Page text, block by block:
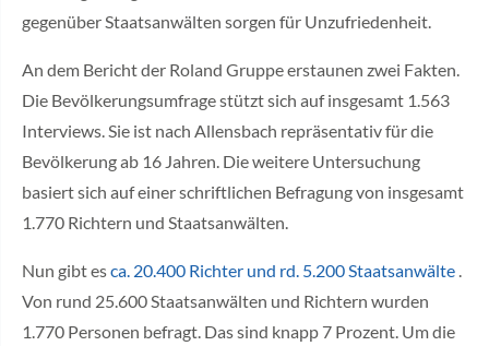
gegenüber Staatsanwälten sorgen für Unzufriedenheit.
An dem Bericht der Roland Gruppe erstaunen zwei Fakten.
Die Bevölkerungsumfrage stützt sich auf insgesamt 1.563
Interviews. Sie ist nach Allensbach repräsentativ für die
Bevölkerung ab 16 Jahren. Die weitere Untersuchung
basiert sich auf einer schriftlichen Befragung von insgesamt
1.770 Richtern und Staatsanwälten.
Nun gibt esca. 20.400 Richter und rd. 5.200 Staatsanwälte
Von rund 25.600 Staatsanwälten und Richtern wurden
1.770 Personen befragt. Das sind knapp 7 Prozent. Um die